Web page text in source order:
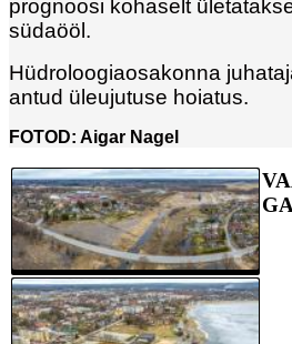
prognoosi kohaselt
südaööl.
Hüdroloogiaosakonna
antud üleujutuse hoiatus.
FOTOD: Aigar Nagel